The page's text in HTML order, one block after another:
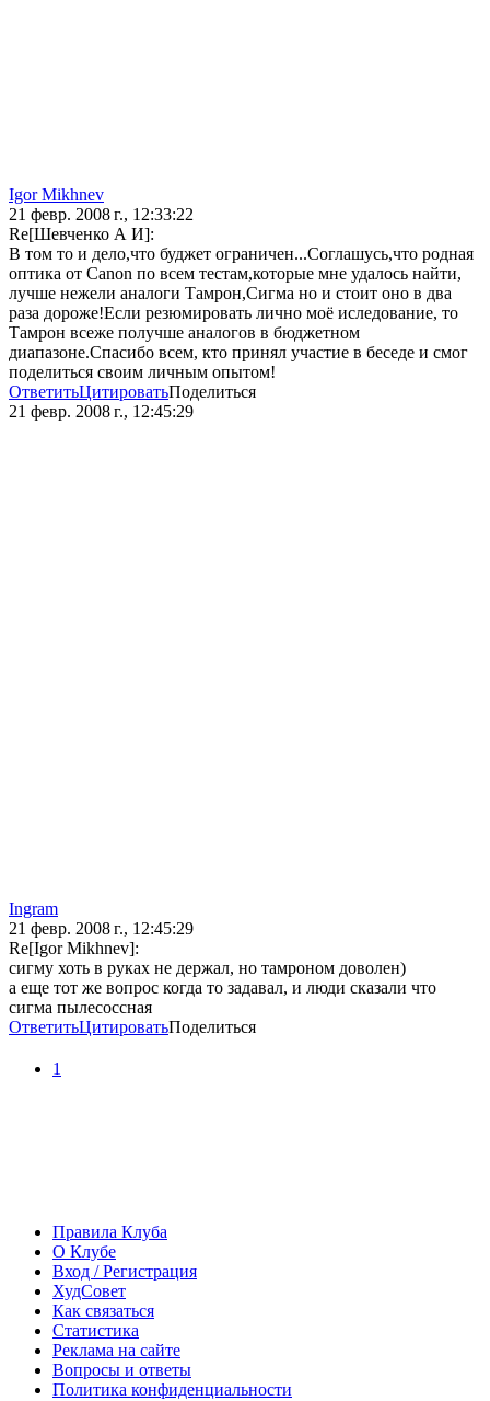
Igor Mikhnev
21 февр. 2008 г., 12:33:22
Re[Шевченко А И]:
В том то и дело,что буджет ограничен...Соглашусь,что родная
оптика от Canon по всем тестам,которые мне удалось найти,
лучше нежели аналоги Тамрон,Сигма но и стоит оно в два
раза дороже!Если резюмировать лично моё иследование, то
Тамрон всеже получше аналогов в бюджетном
диапазоне.Спасибо всем, кто принял участие в беседе и смог
поделиться своим личным опытом!
ОтветитьЦитироватьПоделиться
21 февр. 2008 г., 12:45:29
Ingram
21 февр. 2008 г., 12:45:29
Re[Igor Mikhnev]:
сигму хоть в руках не держал, но тамроном доволен)
а еще тот же вопрос когда то задавал, и люди сказали что
сигма пылесоссная
ОтветитьЦитироватьПоделиться
1
Правила Клуба
О Клубе
Вход / Регистрация
ХудСовет
Как связаться
Статистика
Реклама на сайте
Вопросы и ответы
Политика конфиденциальности